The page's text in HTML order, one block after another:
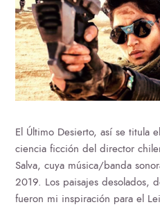
El Último Desierto, así se titula
ciencia ficción del director
Salva, cuya música/banda
2019. Los paisajes desolados,
fueron mi inspiración para el